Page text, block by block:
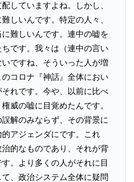
していますよね。しかし、
しいんです。特定の人々、
難しいんです。連中の嘘を
です。我々は（連中の言い
ですね、そういった人が増
コロナ『神話』全体におい
れです。今や、以前に比べ
威の嘘に目覚めたんです。
解のみならず、その背景に
アジェンダにです。これ
治的なものであり、それが背
。より多くの人がそれに目
、政治システム全体に疑問